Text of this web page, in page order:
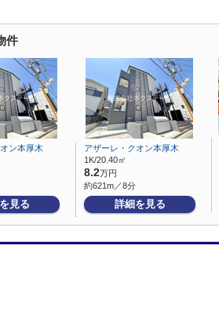
件
ン本厚木
見る
アザーレ・クオン本厚木
1K/20.40㎡
8.2万円
約621m／8分
詳細を見る